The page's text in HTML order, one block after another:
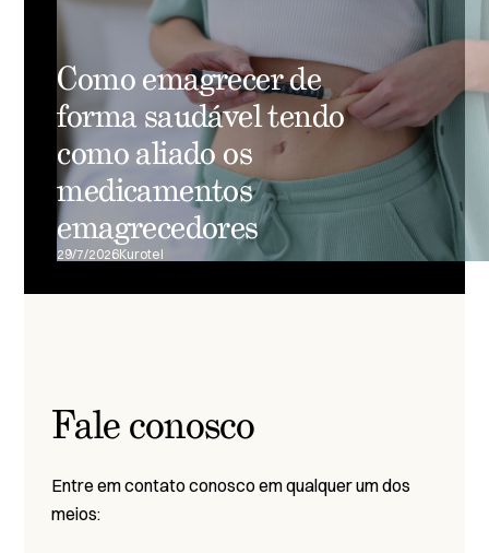
Como emagrecer de
forma saudável tendo
como aliado os
medicamentos
emagrecedores
29/7/2026Kurotel
Fale conosco
Entre em contato conosco em qualquer um dos
meios: